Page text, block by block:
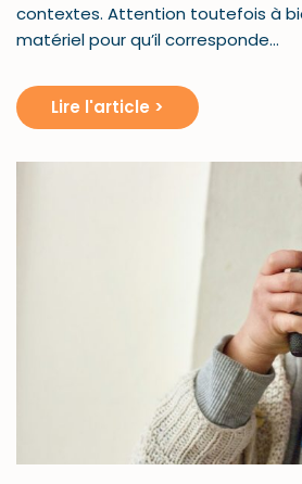
contextes. Attention toutefois à
matériel pour qu’il corresponde…
Lire l'article >